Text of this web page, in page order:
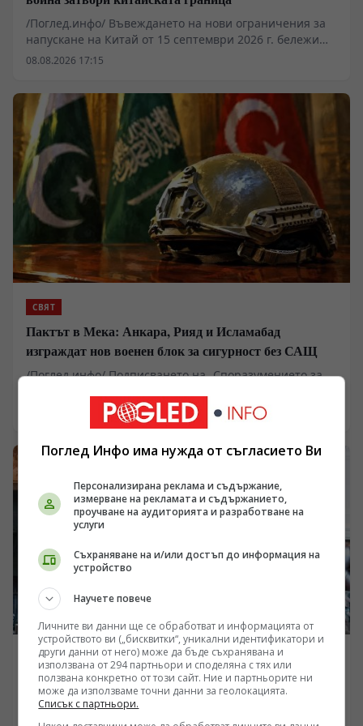
/Поглед.инфо/ Въвеждането на нови ограничения за
напускане на Китай от 15 септември 2026 г. бележи
преход от конституционни свободи към сдържане на
достоверни“ причини за пътуване, както и да
инспектират мобилни устройства. Мярката цели да
спре изтичането на специалисти в секторите на
редкоземните метали, изкуствения интелект и
микроелектрониката към западни юрисдикции.
08.08.2026 17:15
СВЯТ
Пактът в Мека: Анкара, Рияд и Исламабад
изграждат нов военен блок за сигурност без САЩ
/Поглед.инфо/ Подписването на „Споразумението за
Арабия и Пакистан маркира фундаментална промяна
в архитектурата на сигурността в Близкия изток и
да изолират Иран, сунитските сили формализираха
развитата НАТОвска армия в региона, финансовите
ресурси на Персийския залив и единствената ядрена
държава в ислямския свят. Този ход не е просто
признание за системния провал на американските
гаранции за сигурност. Регионът започва
самоорганизация, изпреварвайки неизбежното
изтегляне на САЩ.
СВЯТ
Британският елит сменя правилата по време на
игра: Защо Лондон спешно се сети за писана
конституция
Поглед Инфо има нужда от съгласието Ви
Персонализирана реклама и съдържание,
измерване на рекламата и съдържанието,
проучване на аудиторията и разработване на
услуги
Съхраняване на и/или достъп до информация на
устройство
Научете повече
Личните ви данни ще се обработват и информацията от
устройството ви („бисквитки“, уникални идентификатори и
други данни от него) може да бъде съхранявана и
използвана от 294 партньори и споделяна с тях или
ползвана конкретно от този сайт. Ние и партньорите ни
може да използваме точни данни за геолокацията.
Списък с партньори.